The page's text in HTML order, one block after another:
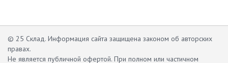
© 25 Склад. Информация сайта защищена законом об авторских
правах.
Не является публичной офертой. При полном или частичном